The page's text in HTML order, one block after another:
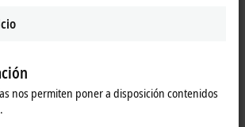
PCs of various performance
development and production,
performance and scalable industrial PCs
System in a highly compact form, in robust IPC
series. The IPCs of the MX-System represent
nos permiten poner a disposición contenidos